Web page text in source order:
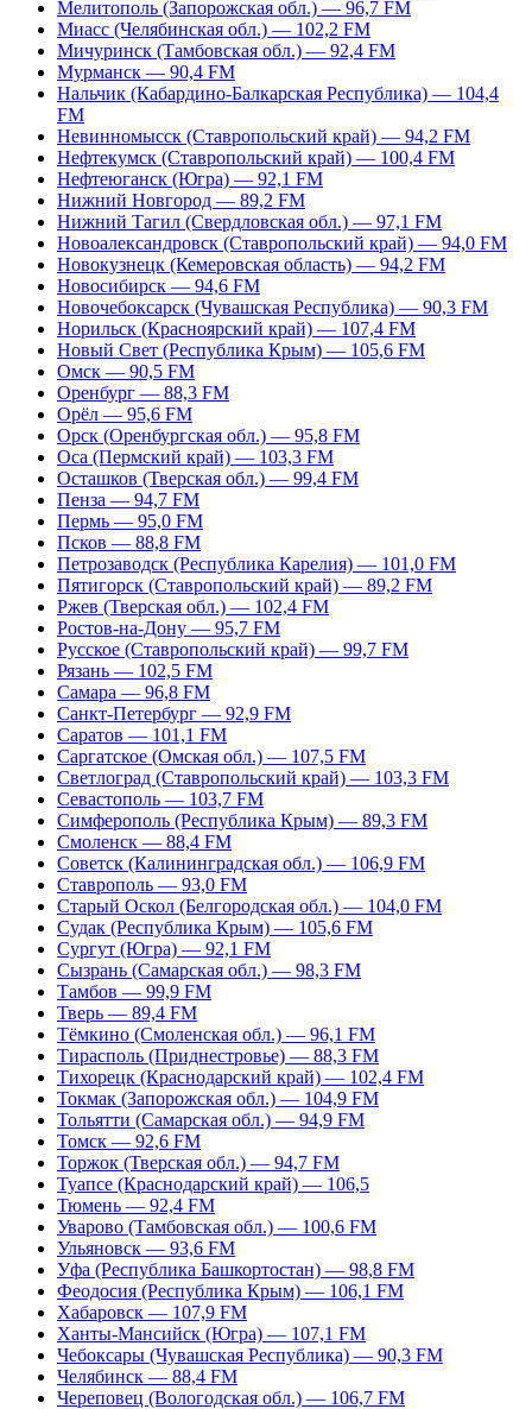
Мелитополь (Запорожская обл.) — 96,7 FM
Миасс (Челябинская обл.) — 102,2 FM
Мичуринск (Тамбовская обл.) — 92,4 FM
Мурманск — 90,4 FM
Нальчик (Кабардино-Балкарская Республика) — 104,4
FM
Невинномысск (Ставропольский край) — 94,2 FM
Нефтекумск (Ставропольский край) — 100,4 FM
Нефтеюганск (Югра) — 92,1 FM
Нижний Новгород — 89,2 FM
Нижний Тагил (Свердловская обл.) — 97,1 FM
Новоалександровск (Ставропольский край) — 94,0 FM
Новокузнецк (Кемеровская область) — 94,2 FM
Новосибирск — 94,6 FM
Новочебоксарск (Чувашская Республика) — 90,3 FM
Норильск (Красноярский край) — 107,4 FM
Новый Свет (Республика Крым) — 105,6 FM
Омск — 90,5 FM
Оренбург — 88,3 FM
Орёл — 95,6 FM
Орск (Оренбургская обл.) — 95,8 FM
Оса (Пермский край) — 103,3 FM
Осташков (Тверская обл.) — 99,4 FM
Пенза — 94,7 FM
Пермь — 95,0 FM
Псков — 88,8 FM
Петрозаводск (Республика Карелия) — 101,0 FM
Пятигорск (Ставропольский край) — 89,2 FM
Ржев (Тверская обл.) — 102,4 FM
Ростов-на-Дону — 95,7 FM
Русское (Ставропольский край) — 99,7 FM
Рязань — 102,5 FM
Самара — 96,8 FM
Санкт-Петербург — 92,9 FM
Саратов — 101,1 FM
Саргатское (Омская обл.) — 107,5 FM
Светлоград (Ставропольский край) — 103,3 FM
Севастополь — 103,7 FM
Симферополь (Республика Крым) — 89,3 FM
Смоленск — 88,4 FM
Советск (Калининградская обл.) — 106,9 FM
Ставрополь — 93,0 FM
Старый Оскол (Белгородская обл.) — 104,0 FM
Судак (Республика Крым) — 105,6 FM
Сургут (Югра) — 92,1 FM
Сызрань (Самарская обл.) — 98,3 FM
Тамбов — 99,9 FM
Тверь — 89,4 FM
Тёмкино (Смоленская обл.) — 96,1 FM
Тирасполь (Приднестровье) — 88,3 FM
Тихорецк (Краснодарский край) — 102,4 FM
Токмак (Запорожская обл.) — 104,9 FM
Тольятти (Самарская обл.) — 94,9 FM
Томск — 92,6 FM
Торжок (Тверская обл.) — 94,7 FM
Туапсе (Краснодарский край) — 106,5
Тюмень — 92,4 FM
Уварово (Тамбовская обл.) — 100,6 FM
Ульяновск — 93,6 FM
Уфа (Республика Башкортостан) — 98,8 FM
Феодосия (Республика Крым) — 106,1 FM
Хабаровск — 107,9 FM
Ханты-Мансийск (Югра) — 107,1 FM
Чебоксары (Чувашская Республика) — 90,3 FM
Челябинск — 88,4 FM
Череповец (Вологодская обл.) — 106,7 FM